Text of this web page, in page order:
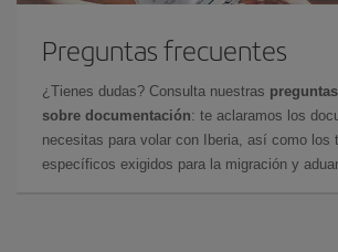
Preguntas frecuentes
¿Tienes dudas? Consulta nuestras
sobre documentación: te aclaramos los
necesitas para volar con Iberia, así como los
específicos exigidos para la migración y